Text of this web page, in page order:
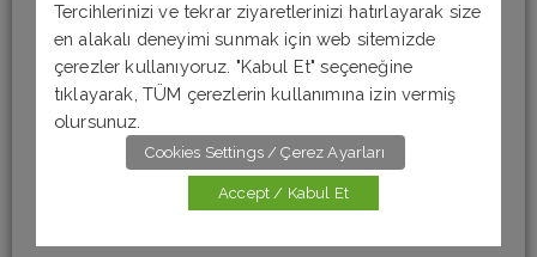
sondern
Tercihlerinizi ve tekrar ziyaretlerinizi hatırlayarak size
en alakalı deneyimi sunmak için web sitemizde
çerezler kullanıyoruz. "Kabul Et" seçeneğine
tıklayarak, TÜM çerezlerin kullanımına izin vermiş
olursunuz.
Cookies Settings / Çerez Ayarları
Accept / Kabul Et